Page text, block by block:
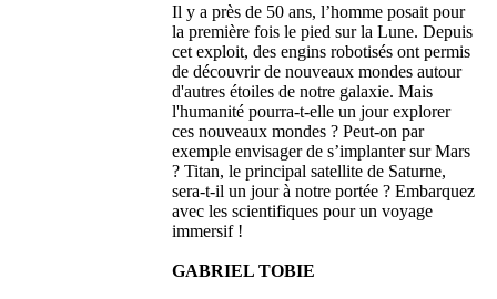
Il y a près de 50 ans, l’homme posait pour
la première fois le pied sur la Lune. Depuis
cet exploit, des engins robotisés ont permis
de découvrir de nouveaux mondes autour
d'autres étoiles de notre galaxie. Mais
l'humanité pourra-t-elle un jour explorer
ces nouveaux mondes ? Peut-on par
exemple envisager de s’implanter sur Mars
? Titan, le principal satellite de Saturne,
sera-t-il un jour à notre portée ? Embarquez
avec les scientifiques pour un voyage
immersif !
GABRIEL TOBIE